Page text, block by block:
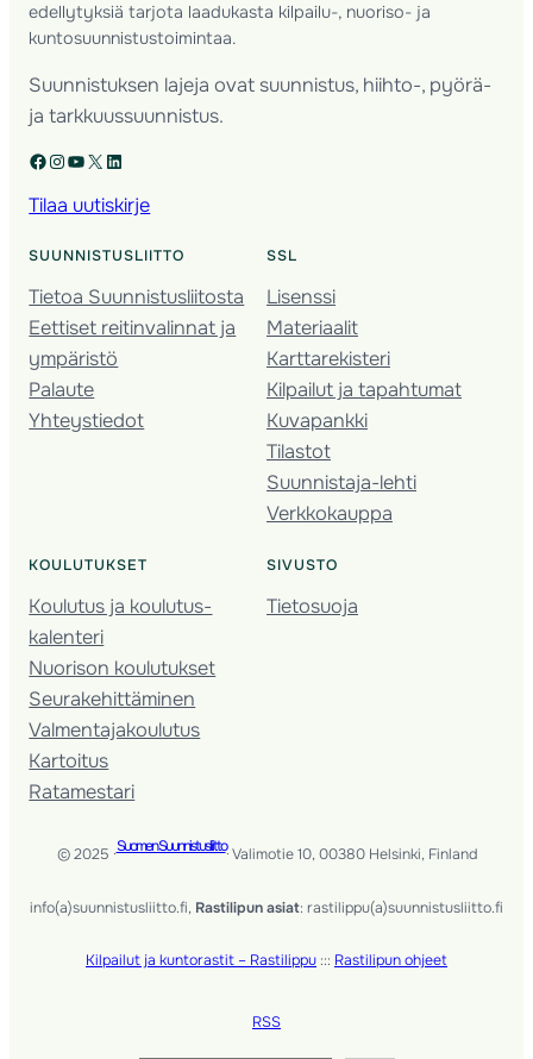
edellytyksiä tarjota laadukasta kilpailu-, nuoriso- ja
kuntosuunnistustoimintaa.
Suunnistuksen lajeja ovat suunnistus, hiihto-, pyörä-
ja tarkkuussuunnistus.
Facebook Instagram YouTube X LinkedIn
Tilaa uutiskirje
SUUNNISTUSLIITTO
Tietoa Suunnistusliitosta
Eettiset reitinvalinnat ja
ympäristö
Palaute
Yhteystiedot
SSL
Lisenssi
Materiaalit
Karttarekisteri
Kilpailut ja tapahtumat
Kuvapankki
Tilastot
Suunnistaja-lehti
Verkkokauppa
KOULUTUKSET
Koulutus ja koulutus­
kalenteri
Nuorison koulutukset
Seura­kehittäminen
Valmentaja­koulutus
Kartoitus
Ratamestari
SIVUSTO
Tietosuoja
© 2025 ·Suomen Suunnistusliitto· Valimotie 10, 00380 Helsinki, Finland
info(a)suunnistusliitto.fi, Rastilipun asiat: rastilippu(a)suunnistusliitto.fi
Kilpailut ja kuntorastit – Rastilippu ::: Rastilipun ohjeet
RSS